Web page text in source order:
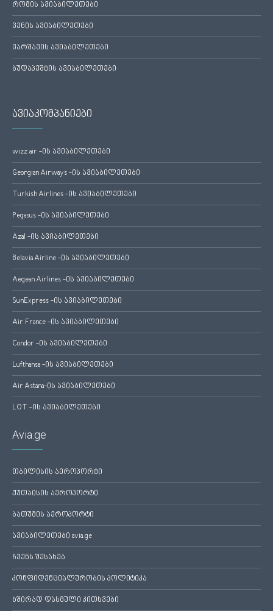
რომის ავიაბილეთები
ვენის ავიაბილეთები
ვარშავის ავიაბილეთები
ბუდაპეშტის ავიაბილეთები
ავიაკომპანიები
wizz air -ის ავიაბილეთები
Georgian Airways -ის ავიაბილეთები
Turkish Airlines -ის ავიაბილეთები
Pegasus -ის ავიაბილეთები
Azal -ის ავიაბილეთები
Belavia Airline -ის ავიაბილეთები
Aegean Airlines -ის ავიაბილეთები
SunExpress -ის ავიაბილეთები
Air France -ის ავიაბილეთები
Condor -ის ავიაბილეთები
Lufthansa -ის ავიაბილეთები
Air Astana-ის ავიაბილეთები
LOT -ის ავიაბილეთები
Avia.ge
თბილისის აეროპორტი
ქუთაისის აეროპორტი
ბათუმის აეროპორტი
ავიაბილეთები avia.ge
ჩვენს შესახებ
კონფიდენციალურობის პოლიტიკა
ხშირად დასმული კითხვები